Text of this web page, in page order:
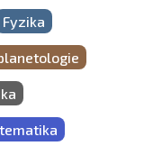
Fyzika